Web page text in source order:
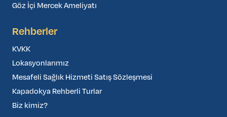
Göz İçi Mercek Ameliyatı
Rehberler
KVKK
Lokasyonlarımız
Mesafeli Sağlık Hizmeti Satış Sözleşmesi
Kapadokya Rehberli Turlar
Biz kimiz?